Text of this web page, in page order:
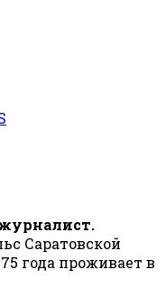
Саратовской
года проживает в